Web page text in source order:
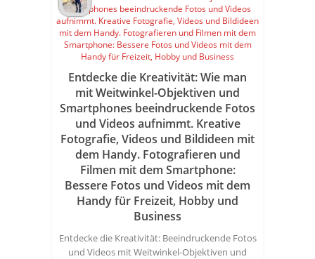
Entdecke die Kreativität: Wie man
mit Weitwinkel-Objektiven und
Smartphones beeindruckende Fotos
und Videos aufnimmt. Kreative
Fotografie, Videos und Bildideen mit
dem Handy. Fotografieren und
Filmen mit dem Smartphone:
Bessere Fotos und Videos mit dem
Handy für Freizeit, Hobby und
Business
Entdecke die Kreativität: Beeindruckende Fotos
und Videos mit Weitwinkel-Objektiven und